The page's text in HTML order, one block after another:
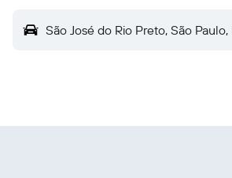
São José do Rio Preto, São Paulo,